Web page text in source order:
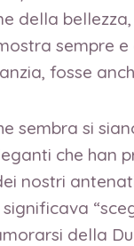
della
sempre
fosse
sembra si
che han
nostri
della